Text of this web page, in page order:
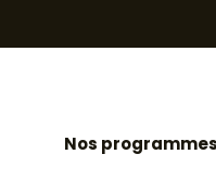
Nos programmes